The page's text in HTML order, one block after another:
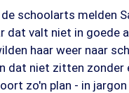
de schoolarts melden
dat valt niet in goede
haar weer naar
dat niet zitten zonder
zo'n plan - in jargon